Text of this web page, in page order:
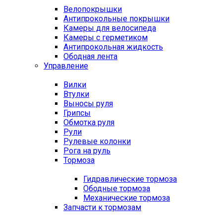
Велопокрышки
Антипрокольные покрышки
Камеры для велосипеда
Камеры с герметиком
Антипрокольная жидкость
Ободная лента
Управление
Вилки
Втулки
Выносы руля
Грипсы
Обмотка руля
Рули
Рулевые колонки
Рога на руль
Тормоза
Гидравлические тормоза
Ободные тормоза
Механические тормоза
Запчасти к тормозам